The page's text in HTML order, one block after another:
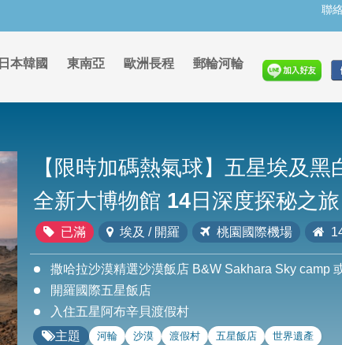
聯
日本韓國 東南亞 歐洲長程 郵輪河輪
【限時加碼熱氣球】五星埃及
全新大博物館 14日深度探秘之旅
已滿 埃及 / 開羅 桃園國際機場
撒哈拉沙漠精選沙漠飯店 B&W Sakhara Sky camp
開羅國際五星飯店
入住五星阿布辛貝渡假村
主題
河輪 沙漠 渡假村 五星飯店 世界遺產